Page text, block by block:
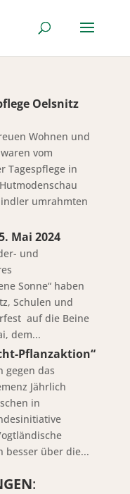
Oelsnitz
Wohnen und
vom
Tagespflege in
umrahmten
Mai 2024
und
Sonne“ haben
Schulen und
auf die Beine
dem...
Pflanzaktion“
gegen das
Jährlich
in
besser über die...
: